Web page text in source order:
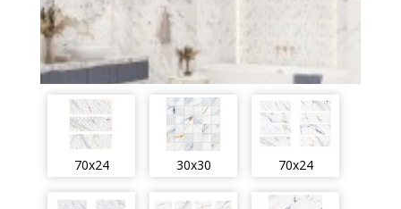
70x24 30x30 70x24